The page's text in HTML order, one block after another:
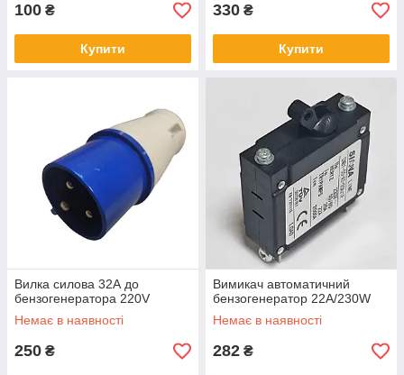
100 ₴
Купити
330 ₴
Купити
Вилка силова 32А до
бензогенератора 220V
Немає в наявності
250 ₴
Вимикач автоматичний
бензогенератор 22А/230W
Немає в наявності
282 ₴